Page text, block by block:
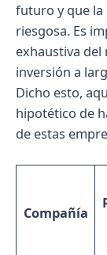
futuro y que la
riesgosa. Es
exhaustiva
inversión a
Dicho esto,
hipotético de
de estas
Compañía